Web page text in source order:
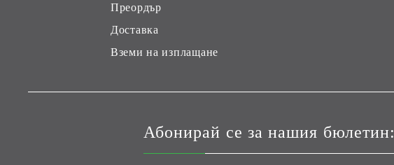
Преордър
Доставка
Вземи на изплащане
Абонирай се за нашия бюлетин: